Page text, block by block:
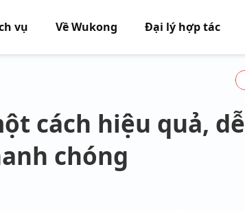
vụ Về Wukong Đại lý hợp tác
cách hiệu quả, dễ
chóng